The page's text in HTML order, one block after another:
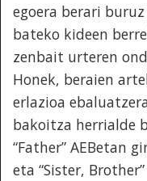
egoera berari
bateko kideen
zenbait urteren
Honek, beraien
erlazioa
bakoitza herrialde
“Father” AEBetan
eta “Sister,